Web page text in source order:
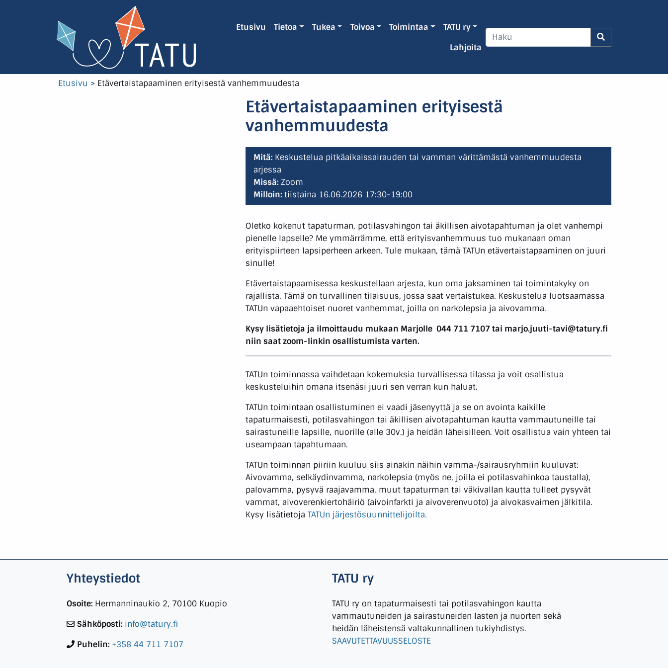
Etusivu Tietoa Tukea Toivoa Toimintaa
TATU ry
Lahjoita
Etusivu > Etävertaistapaaminen erityisestä vanhemmuudesta
Etävertaistapaaminen erityisestä
vanhemmuudesta
Mitä: Keskustelua pitkäaikaissairauden tai vamman värittämästä vanhemmuudesta
arjessa
Missä: Zoom
Milloin: tiistaina 16.06.2026 17:30-19:00
Oletko kokenut tapaturman, potilasvahingon tai äkillisen aivotapahtuman ja olet vanhempi
pienelle lapselle? Me ymmärrämme, että erityisvanhemmuus tuo mukanaan oman
erityispiirteen lapsiperheen arkeen. Tule mukaan, tämä TATUn etävertaistapaaminen on juuri
sinulle!
Etävertaistapaamisessa keskustellaan arjesta, kun oma jaksaminen tai toimintakyky on
rajallista. Tämä on turvallinen tilaisuus, jossa saat vertaistukea. Keskustelua luotsaamassa
TATUn vapaaehtoiset nuoret vanhemmat, joilla on narkolepsia ja aivovamma.
Kysy lisätietoja ja ilmoittaudu mukaan Marjolle 044 711 7107tai marjo.juuti-tavi@tatury.fi
niin saat zoom-linkin osallistumista varten.
TATUn toiminnassa vaihdetaan kokemuksia turvallisessa tilassa ja voit osallistua
keskusteluihin omana itsenäsi juuri sen verran kun haluat.
TATUn toimintaan osallistuminen ei vaadi jäsenyyttä ja se on avointa kaikille
tapaturmaisesti, potilasvahingon tai äkillisen aivotapahtuman kautta vammautuneille tai
sairastuneille lapsille, nuorille (alle 30v.) ja heidän läheisilleen. Voit osallistua vain yhteen tai
useampaan tapahtumaan.
TATUn toiminnan piiriin kuuluu siis ainakin näihin vamma-/sairausryhmiin kuuluvat:
Aivovamma, selkäydinvamma, narkolepsia (myös ne, joilla ei potilasvahinkoa taustalla),
palovamma, pysyvä raajavamma, muut tapaturman tai väkivallan kautta tulleet pysyvät
vammat, aivoverenkiertohäiriö (aivoinfarkti ja aivoverenvuoto) ja aivokasvaimen jälkitila.
Kysy lisätietoja TATUn järjestösuunnittelijoilta.
Yhteystiedot
Osoite: Hermanninaukio 2, 70100 Kuopio
Sähköposti: info@tatury.fi
Puhelin: +358 44 711 7107
TATU ry
TATU ry on tapaturmaisesti tai potilasvahingon kautta
vammautuneiden ja sairastuneiden lasten ja nuorten sekä
heidän läheistensä valtakunnallinen tukiyhdistys.
SAAVUTETTAVUUSSELOSTE